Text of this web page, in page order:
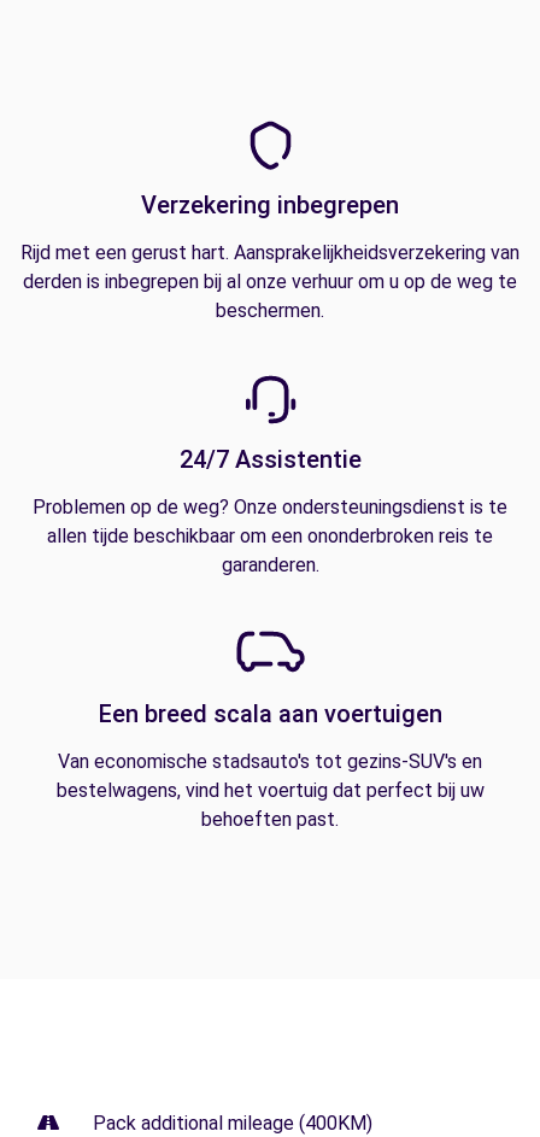
Verzekering inbegrepen
Rijd met een gerust hart. Aansprakelijkheidsverzekering van
derden is inbegrepen bij al onze verhuur om u op de weg te
beschermen.
24/7 Assistentie
Problemen op de weg? Onze ondersteuningsdienst is te
allen tijde beschikbaar om een ononderbroken reis te
garanderen.
Een breed scala aan voertuigen
Van economische stadsauto's tot gezins-SUV's en
bestelwagens, vind het voertuig dat perfect bij uw
behoeften past.
Pack additional mileage (400KM)